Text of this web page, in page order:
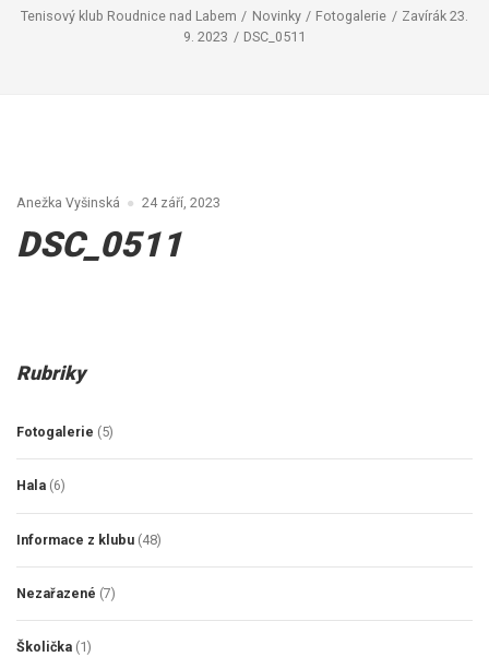
Tenisový klub Roudnice nad Labem Novinky Fotogalerie
Zavírák 23.
9. 2023
DSC_0511
Anežka Vyšinská 24 září, 2023
DSC_0511
Rubriky
Fotogalerie (5)
Hala (6)
Informace z klubu (48)
Nezařazené (7)
Školička (1)